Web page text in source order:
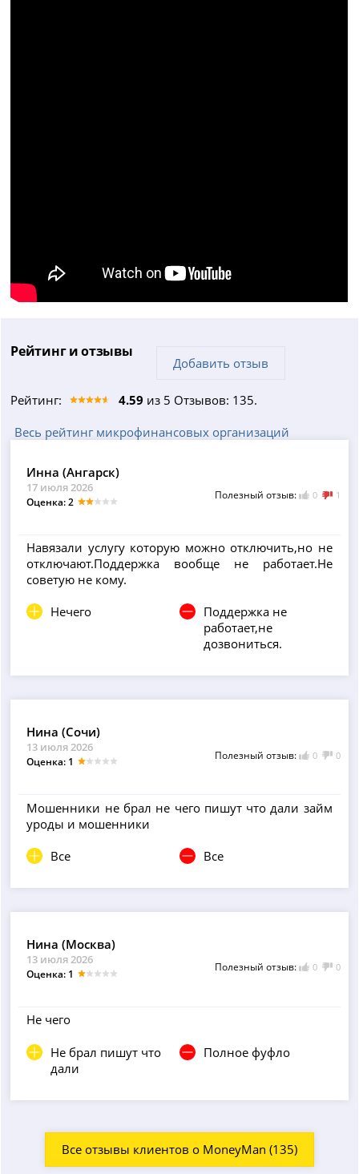
Рейтинг и отзывы
Добавить отзыв
Рейтинг: 4.59 из 5 Отзывов: 135.
Весь рейтинг микрофинансовых организаций
Инна (Ангарск)
17 июля 2026
Оценка: 2 Полезный отзыв: 0 1
Навязали услугу которую можно отключить,но не
отключают.Поддержка вообще не работает.Не
советую не кому.
Нечего
Поддержка не
работает,не
дозвониться.
Нина (Сочи)
13 июля 2026
Оценка: 1 Полезный отзыв: 0 0
Мошенники не брал не чего пишут что дали займ
уроды и мошенники
Все Все
Нина (Москва)
13 июля 2026
Оценка: 1 Полезный отзыв: 0 0
Не чего
Не брал пишут что
дали
Полное фуфло
Все отзывы клиентов о MoneyMan (135)